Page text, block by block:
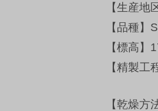
【生産地
【品種】
【標高】
【精製工
【乾燥方